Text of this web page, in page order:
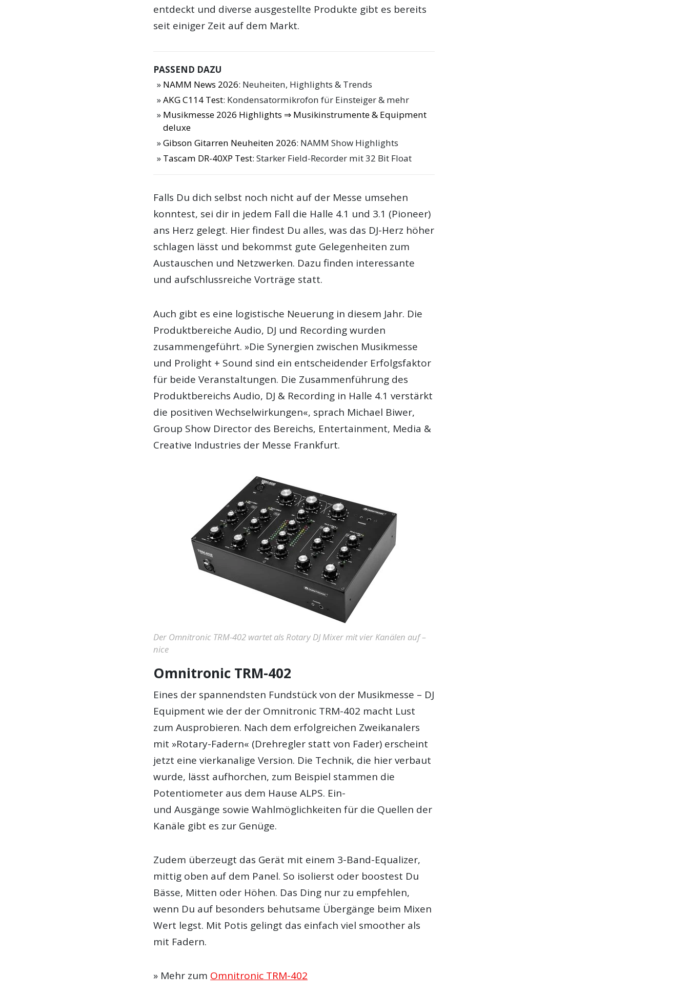
entdeckt und diverse ausgestellte Produkte gibt es bereits
seit einiger Zeit auf dem Markt.
PASSEND DAZU
NAMM News 2026: Neuheiten, Highlights & Trends
AKG C114 Test: Kondensatormikrofon für Einsteiger & mehr
Musikmesse 2026 Highlights ⇒ Musikinstrumente & Equipment
deluxe
Gibson Gitarren Neuheiten 2026: NAMM Show Highlights
Tascam DR-40XP Test: Starker Field-Recorder mit 32 Bit Float
Falls Du dich selbst noch nicht auf der Messe umsehen
konntest, sei dir in jedem Fall die Halle 4.1 und 3.1 (Pioneer)
ans Herz gelegt. Hier findest Du alles, was das DJ-Herz höher
schlagen lässt und bekommst gute Gelegenheiten zum
Austauschen und Netzwerken. Dazu finden interessante
und aufschlussreiche Vorträge statt.
Auch gibt es eine logistische Neuerung in diesem Jahr. Die
Produktbereiche Audio, DJ und Recording wurden
zusammengeführt. »Die Synergien zwischen Musikmesse
und Prolight + Sound sind ein entscheidender Erfolgsfaktor
für beide Veranstaltungen. Die Zusammenführung des
Produktbereichs Audio, DJ & Recording in Halle 4.1 verstärkt
die positiven Wechselwirkungen«, sprach Michael Biwer,
Group Show Director des Bereichs‚ Entertainment, Media &
Creative Industries der Messe Frankfurt.
Der Omnitronic TRM-402 wartet als Rotary DJ Mixer mit vier Kanälen auf –
nice
Omnitronic TRM-402
Eines der spannendsten Fundstück von der Musikmesse – DJ
Equipment wie der der Omnitronic TRM-402 macht Lust
zum Ausprobieren. Nach dem erfolgreichen Zweikanalers
mit »Rotary-Fadern« (Drehregler statt von Fader) erscheint
jetzt eine vierkanalige Version. Die Technik, die hier verbaut
wurde, lässt aufhorchen, zum Beispiel stammen die
Potentiometer aus dem Hause ALPS. Ein-
und Ausgänge sowie Wahlmöglichkeiten für die Quellen der
Kanäle gibt es zur Genüge.
Zudem überzeugt das Gerät mit einem 3-Band-Equalizer,
mittig oben auf dem Panel. So isolierst oder boostest Du
Bässe, Mitten oder Höhen. Das Ding nur zu empfehlen,
wenn Du auf besonders behutsame Übergänge beim Mixen
Wert legst. Mit Potis gelingt das einfach viel smoother als
mit Fadern.
» Mehr zum Omnitronic TRM-402